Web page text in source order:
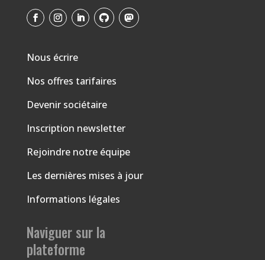
Nous écrire
Nos offres tarifaires
Devenir sociétaire
Inscription newsletter
Rejoindre notre équipe
Les dernières mises à jour
Informations légales
Naviguer sur la
plateforme